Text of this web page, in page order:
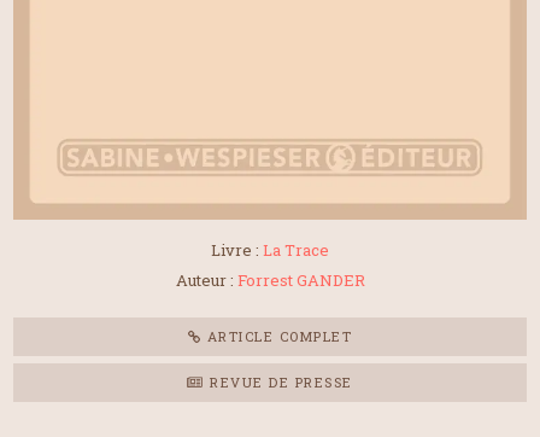
Livre : La Trace
Auteur : Forrest GANDER
ARTICLE COMPLET
REVUE DE PRESSE